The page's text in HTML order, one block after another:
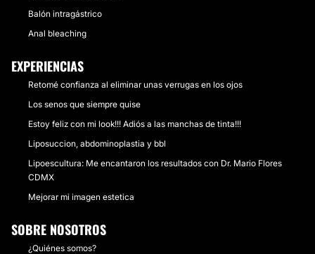
Balón intragástrico
Anal bleaching
EXPERIENCIAS
Retomé confianza al eliminar unas verrugas en los ojos
Los senos que siempre quise
Estoy feliz con mi look!!! Adiós a las manchas de tinta!!!
Liposuccion, abdominoplastia y bbl
Lipoescultura: Me encantaron los resultados con Dr. Mario Flores
CDMX
Mejorar mi imagen estetica
SOBRE NOSOTROS
¿Quiénes somos?